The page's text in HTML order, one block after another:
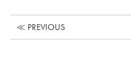
≪ PREVIOUS